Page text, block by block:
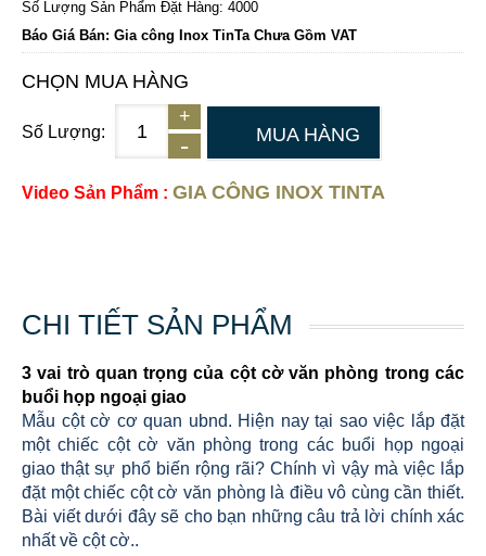
Số Lượng Sản Phẩm Đặt Hàng: 4000
Báo Giá Bán: Gia công Inox TinTa Chưa Gồm VAT
CHỌN MUA HÀNG
Số Lượng: MUA HÀNG
Video Sản Phẩm : GIA CÔNG INOX TINTA
CHI TIẾT SẢN PHẨM
3 vai trò quan trọng của cột cờ văn phòng trong các
buổi họp ngoại giao
Mẫu cột cờ cơ quan ubnd. Hiện nay tại sao việc lắp đặt
một chiếc cột cờ văn phòng trong các buổi họp ngoại
giao thật sự phổ biến rộng rãi? Chính vì vậy mà việc lắp
đặt một chiếc cột cờ văn phòng là điều vô cùng cần thiết.
Bài viết dưới đây sẽ cho bạn những câu trả lời chính xác
nhất về cột cờ..